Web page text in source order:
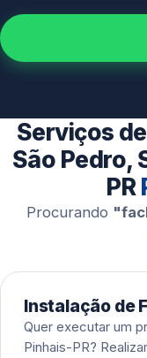
Fachada de Vidro
Esquadrias de
Serviços
São Pedro,
PR
Procurando
Instalação de
Quer executar um
Pinhais-PR?